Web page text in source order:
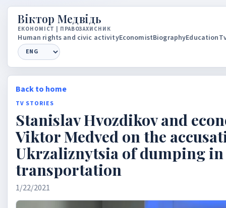
Вiктор Медвiдь
ЕКОНОМIСТ | ПРАВОЗАХИСНИК
Human rights and civic activityEconomistBiographyEducation
Language
Back to home
TV STORIES
Stanislav Hvozdikov and
Viktor Medved on the
Ukrzaliznytsia of dumping
transportation
1/22/2021